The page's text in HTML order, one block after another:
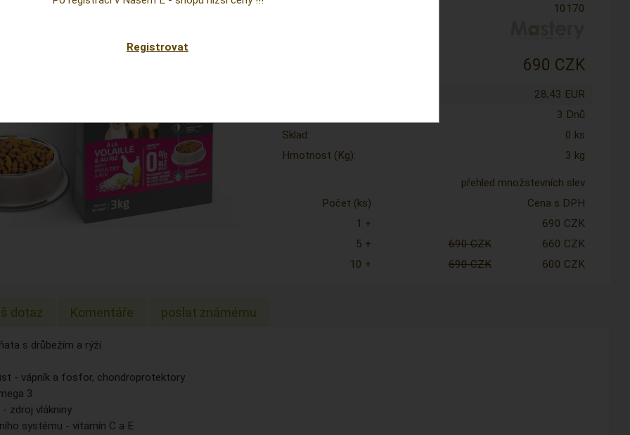
10170
690 CZK
28,43 EUR
3 Dnů
Sklad:
0 ks
Hmotnost (Kg):
3 kg
přehled množstevních slev
Počet (ks)
Cena s DPH
1 +
690 CZK
5 +
690 CZK
660 CZK
10 +
690 CZK 600 CZK
dotaz Komentáře poslat známému
s drůbežím a rýží
- vápník a fosfor, chondroprotektory
3
zdroj vlákniny
systému - vitamín C a E
Registrovat